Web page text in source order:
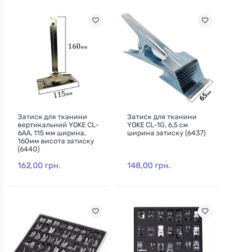
Затиск для тканини
вертикальний YOKE CL-
6AA, 115 мм ширина,
160мм висота затиску
(6440)
162,00 грн.
Затиск для тканини
YOKE CL-1G, 6,5 см
ширина затиску (6437)
148,00 грн.